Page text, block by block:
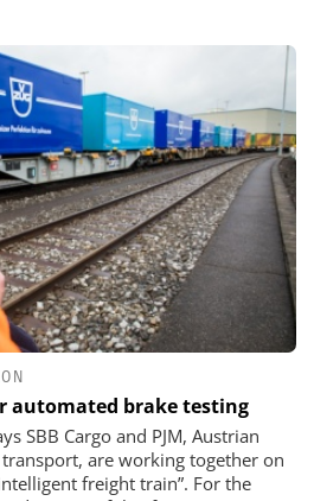
automated brake testing
SBB Cargo and PJM, Austrian
are working together on
freight train”. For the